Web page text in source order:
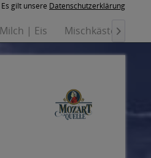
Es gilt unsere Datenschutzerklärung
Milch | Eis Mischkästen
